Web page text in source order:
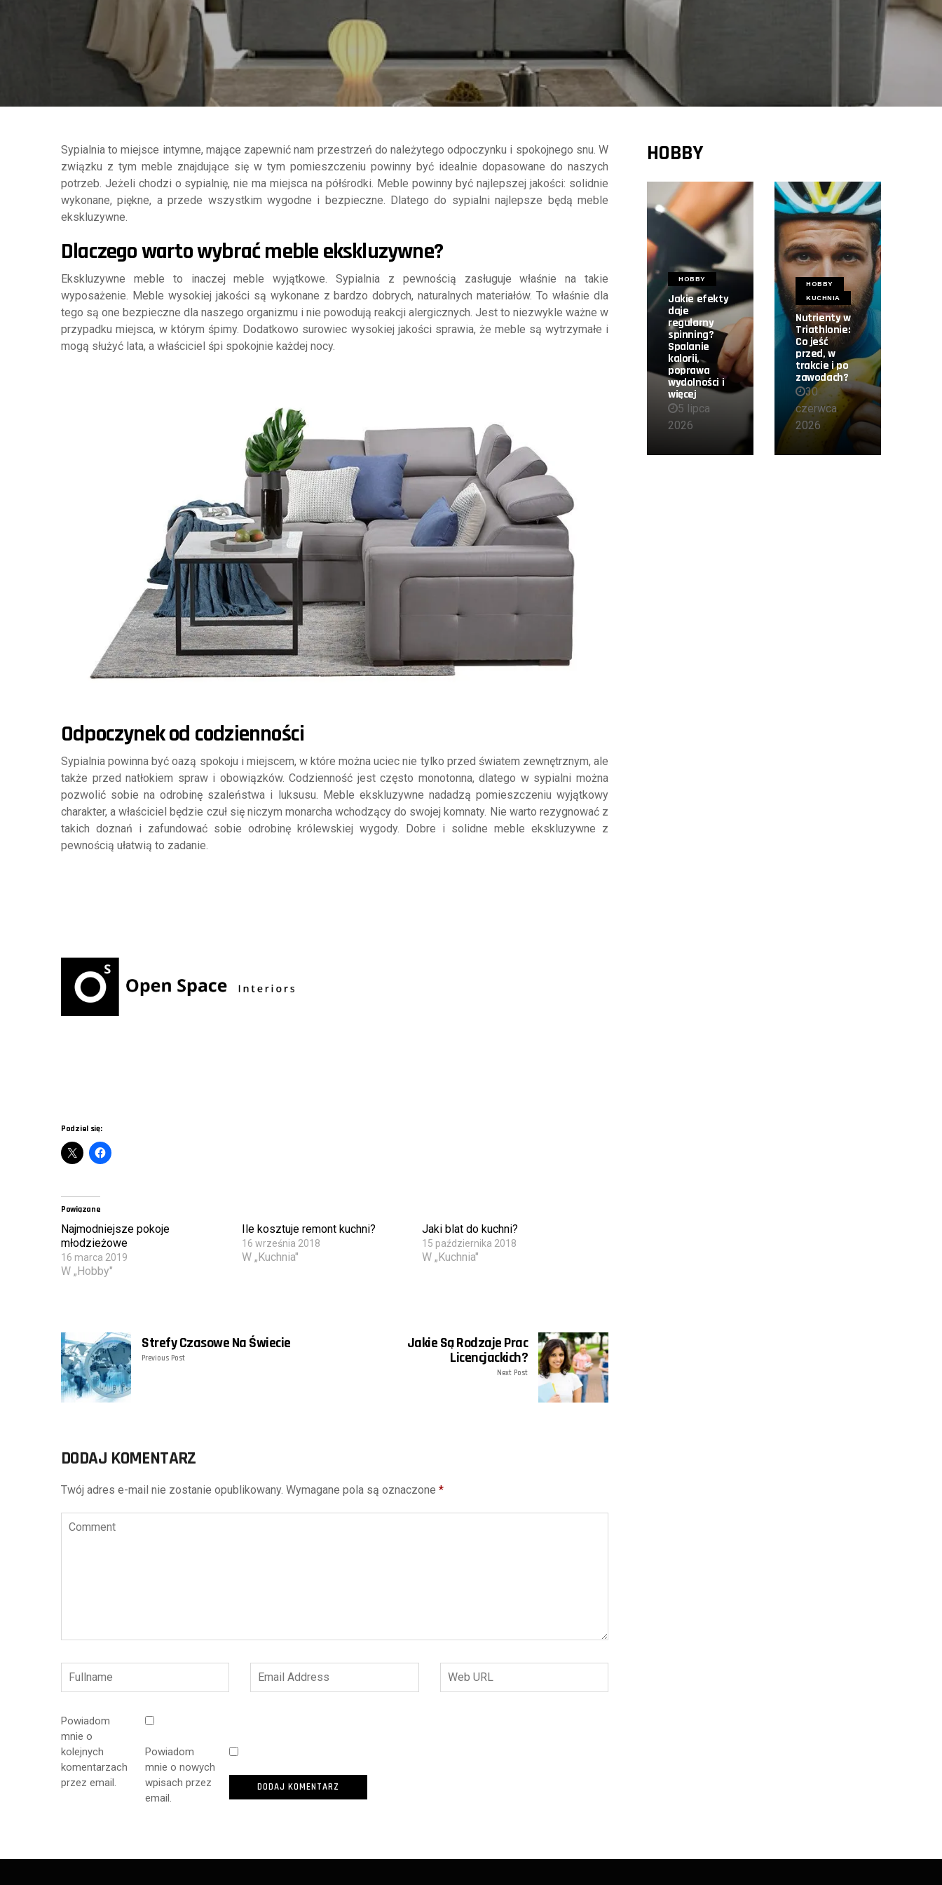
Sypialnia to miejsce intymne, mające zapewnić nam przestrzeń do należytego odpoczynku i spokojnego snu. W
związku z tym meble znajdujące się w tym pomieszczeniu powinny być idealnie dopasowane do naszych
potrzeb. Jeżeli chodzi o sypialnię, nie ma miejsca na półśrodki. Meble powinny być najlepszej jakości: solidnie
wykonane, piękne, a przede wszystkim wygodne i bezpieczne. Dlatego do sypialni najlepsze będą meble
ekskluzywne.
Dlaczego warto wybrać meble ekskluzywne?
Ekskluzywne meble to inaczej meble wyjątkowe. Sypialnia z pewnością zasługuje właśnie na takie
wyposażenie. Meble wysokiej jakości są wykonane z bardzo dobrych, naturalnych materiałów. To właśnie dla
tego są one bezpieczne dla naszego organizmu i nie powodują reakcji alergicznych. Jest to niezwykle ważne w
przypadku miejsca, w którym śpimy. Dodatkowo surowiec wysokiej jakości sprawia, że meble są wytrzymałe i
mogą służyć lata, a właściciel śpi spokojnie każdej nocy.
Odpoczynek od codzienności
Sypialnia powinna być oazą spokoju i miejscem, w które można uciec nie tylko przed światem zewnętrznym, ale
także przed natłokiem spraw i obowiązków. Codzienność jest często monotonna, dlatego w sypialni można
pozwolić sobie na odrobinę szaleństwa i luksusu. Meble ekskluzywne nadadzą pomieszczeniu wyjątkowy
charakter, a właściciel będzie czuł się niczym monarcha wchodzący do swojej komnaty. Nie warto rezygnować z
takich doznań i zafundować sobie odrobinę królewskiej wygody. Dobre i solidne meble ekskluzywne z
pewnością ułatwią to zadanie.
Podziel się:
Powiązane
Najmodniejsze pokoje
młodzieżowe
16 marca 2019
W „Hobby"
Ile kosztuje remont kuchni?
16 września 2018
W „Kuchnia"
Jaki blat do kuchni?
15 października 2018
W „Kuchnia"
Strefy Czasowe Na Świecie
Previous Post
Jakie Są Rodzaje Prac
Licencjackich?
Next Post
DODAJ KOMENTARZ
Twój adres e-mail nie zostanie opublikowany. Wymagane pola są oznaczone *
Powiadom
mnie o
kolejnych
komentarzach
przez email.
Powiadom
mnie o nowych
wpisach przez
email.
HOBBY
HOBBY
Jakie efekty
daje
regularny
spinning?
Spalanie
kalorii,
poprawa
wydolności i
więcej
5 lipca
2026
HOBBY
KUCHNIA
Nutrienty w
Triathlonie:
Co jeść
przed, w
trakcie i po
zawodach?
30
czerwca
2026